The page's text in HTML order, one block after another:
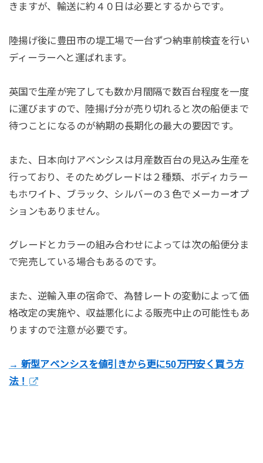
きますが、輸送に約４０日は必要とするからです。
陸揚げ後に豊田市の堤工場で一台ずつ納車前検査を行い
ディーラーへと運ばれます。
英国で生産が完了しても数か月間隔で数百台程度を一度
に運びますので、陸揚げ分が売り切れると次の船便まで
待つことになるのが納期の長期化の最大の要因です。
また、日本向けアベンシスは月産数百台の見込み生産を
行っており、そのためグレードは２種類、ボディカラー
もホワイト、ブラック、シルバーの３色でメーカーオプ
ションもありません。
グレードとカラーの組み合わせによっては次の船便分ま
で完売している場合もあるのです。
また、逆輸入車の宿命で、為替レートの変動によって価
格改定の実施や、収益悪化による販売中止の可能性もあ
りますので注意が必要です。
→ 新型アベンシスを値引きから更に50万円安く買う方
法！